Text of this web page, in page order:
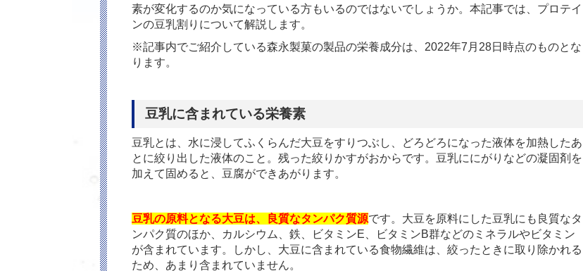
素が変化するのか気になっている方もいるのではないでしょうか。本記事では、プロテイ
ンの豆乳割りについて解説します。
※記事内でご紹介している森永製菓の製品の栄養成分は、2022年7月28日時点のものとな
ります。
豆乳に含まれている栄養素
豆乳とは、水に浸してふくらんだ大豆をすりつぶし、どろどろになった液体を加熱したあ
とに絞り出した液体のこと。残った絞りかすがおからです。豆乳ににがりなどの凝固剤を
加えて固めると、豆腐ができあがります。
豆乳の原料となる大豆は、良質なタンパク質源です。大豆を原料にした豆乳にも良質なタ
ンパク質のほか、カルシウム、鉄、ビタミンE、ビタミンB群などのミネラルやビタミン
が含まれています。しかし、大豆に含まれている食物繊維は、絞ったときに取り除かれる
ため、あまり含まれていません。